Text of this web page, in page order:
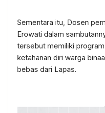
Sementara itu, Dosen
Erowati dalam
tersebut memiliki
ketahanan diri warga
bebas dari Lapas.